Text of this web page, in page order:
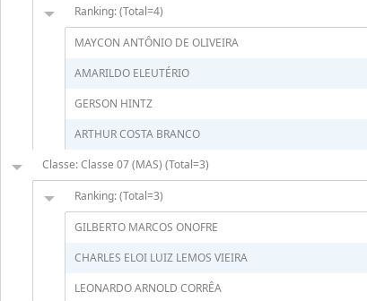
Ranking: (Total=4)
MAYCON ANTÔNIO DE OLIVEIRA
AMARILDO ELEUTÉRIO
GERSON HINTZ
ARTHUR COSTA BRANCO
Classe: Classe 07 (MAS) (Total=3)
Ranking: (Total=3)
GILBERTO MARCOS ONOFRE
CHARLES ELOI LUIZ LEMOS VIEIRA
LEONARDO ARNOLD CORRÊA